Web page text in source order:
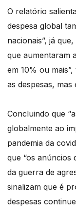
O relatório
despesa global
nacionais”, já
que aumentaram
em 10% ou
as despesas,
Concluindo que
globalmente ao
pandemia da
que “os anúncios
da guerra de
sinalizam que é
despesas